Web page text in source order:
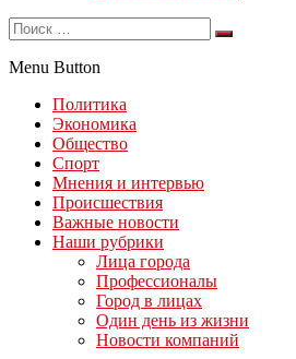
Menu Button
Политика
Экономика
Общество
Спорт
Мнения и интервью
Происшествия
Важные новости
Наши рубрики
Лица города
Профессионалы
Город в лицах
Один день из жизни
Новости компаний